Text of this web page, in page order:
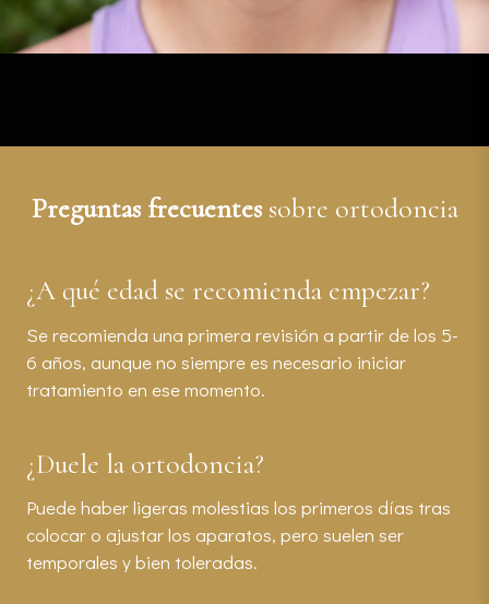
Preguntas frecuentessobre ortodoncia
¿A qué edad se recomienda empezar?
Se recomienda una primera revisión a partir de los 5-
6 años, aunque no siempre es necesario iniciar
tratamiento en ese momento.
¿Duele la ortodoncia?
Puede haber ligeras molestias los primeros días tras
colocar o ajustar los aparatos, pero suelen ser
temporales y bien toleradas.